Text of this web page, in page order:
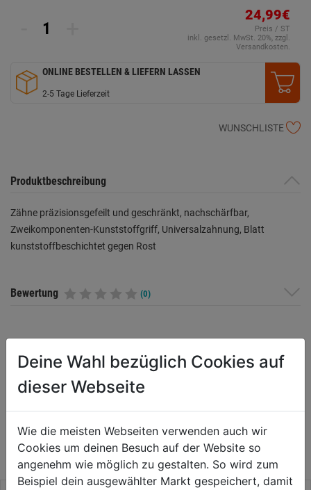
24,99€
Preis / ST
inkl. gesetzl. MwSt. 20%, zzgl.
Versandkosten.
ONLINE BESTELLEN & LIEFERN LASSEN
2-5 Tage Lieferzeit
WUNSCHLISTE
Produktbeschreibung
Zähne präzisionsgefeilt und geschränkt, nachschärfbar,
Zweikomponenten-Kunststoffgriff, Universalzahnung, Blatt
kunststoffbeschichtet gegen Rost
Bewertung (0)
WEITERE PRODUKTE AUS DIESER
KATEGORIE
Deine Wahl bezüglich Cookies auf
dieser Webseite
Wie die meisten Webseiten verwenden auch wir
Cookies um deinen Besuch auf der Website so
angenehm wie möglich zu gestalten. So wird zum
Beispiel dein ausgewählter Markt gespeichert, damit